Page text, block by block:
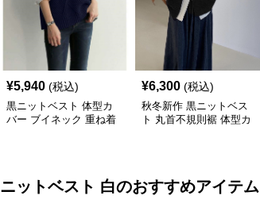
¥5,940 (税込)
黒ニットベスト 体型カ
バー ブイネック 重ね着
¥6,300 (税込)
秋冬新作 黒ニットベス
ト 丸首不規則裾 体型カ
ニットベスト 白のおすすめアイテム